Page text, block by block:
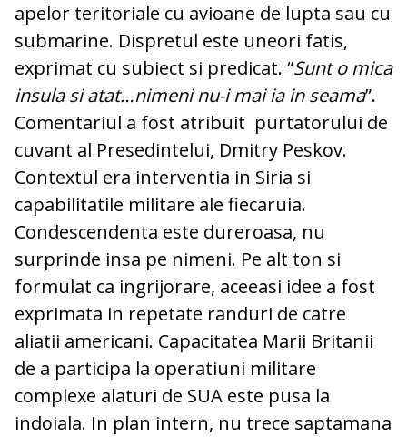
apelor teritoriale cu avioane de lupta sau cu
submarine. Dispretul este uneori fatis,
exprimat cu subiect si predicat. “Sunt o mica
insula si atat…nimeni nu-i mai ia in seama”.
Comentariul a fost atribuit purtatorului de
cuvant al Presedintelui, Dmitry Peskov.
Contextul era interventia in Siria si
capabilitatile militare ale fiecaruia.
Condescendenta este dureroasa, nu
surprinde insa pe nimeni. Pe alt ton si
formulat ca ingrijorare, aceeasi idee a fost
exprimata in repetate randuri de catre
aliatii americani. Capacitatea Marii Britanii
de a participa la operatiuni militare
complexe alaturi de SUA este pusa la
indoiala. In plan intern, nu trece saptamana